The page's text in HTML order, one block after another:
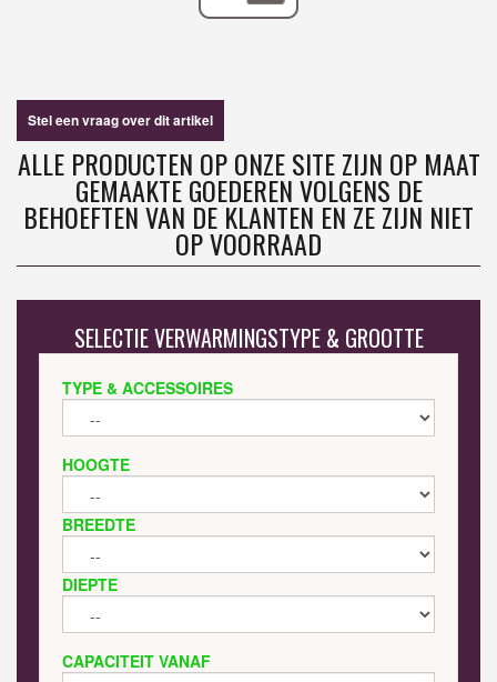
Stel een vraag over dit artikel
ALLE PRODUCTEN OP ONZE SITE ZIJN OP MAAT
GEMAAKTE GOEDEREN VOLGENS DE
BEHOEFTEN VAN DE KLANTEN EN ZE ZIJN NIET
OP VOORRAAD
SELECTIE VERWARMINGSTYPE & GROOTTE
TYPE & ACCESSOIRES
HOOGTE
BREEDTE
DIEPTE
CAPACITEIT VANAF